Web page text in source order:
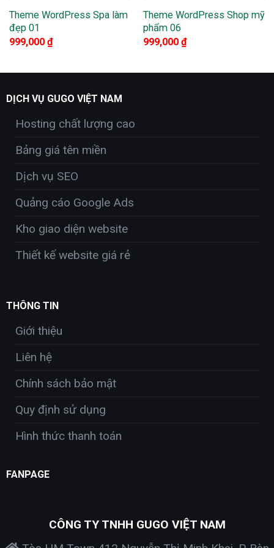
Theme WordPress Spa làm
đẹp 01
999,000 ₫
Theme WordPress Shop mỹ
phẩm 06
999,000 ₫
DỊCH VỤ GUGO VIỆT NAM
Hosting chất lượng cao
Bảng giá tên miền
Dịch vụ SEO
Quảng cáo Google Ads
Kho giao diện website
Thiết kế website giá rẻ
THÔNG TIN
Giới thiệu
Liên hệ
Chính sách bảo mật
Quy định sử dụng
Hình thức thanh toán
FANPAGE
CÔNG TY TNHH GUGO VIỆT NAM